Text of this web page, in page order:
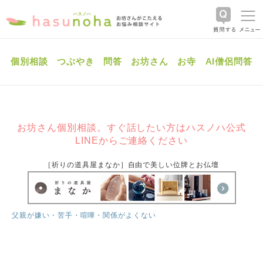
個別相談 つぶやき 問答 お坊さん お寺 AI僧侶問答
お坊さん個別相談。すぐ話したい方はハスノハ公式
LINEからご連絡ください
［祈りの道具屋まなか］自由で美しい位牌とお仏壇
父親が嫌い・苦手・喧嘩・関係がよくない